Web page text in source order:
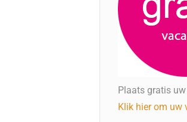
Plaats gratis
Klik hier om uw